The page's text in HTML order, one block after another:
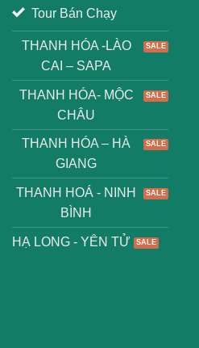
Tour Bán Chạy
THANH HÓA -LÀO
CAI – SAPA
THANH HÓA- MỘC
CHÂU
THANH HÓA – HÀ
GIANG
THANH HOÁ - NINH
BÌNH
HẠ LONG - YÊN TỬ